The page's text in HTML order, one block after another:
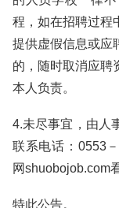
程，如在招聘过程
提供虚假信息或应
的，随时取消应聘
本人负责。
4.未尽事宜，由人
联系电话：0553
网shuobojob.com
特此公告。